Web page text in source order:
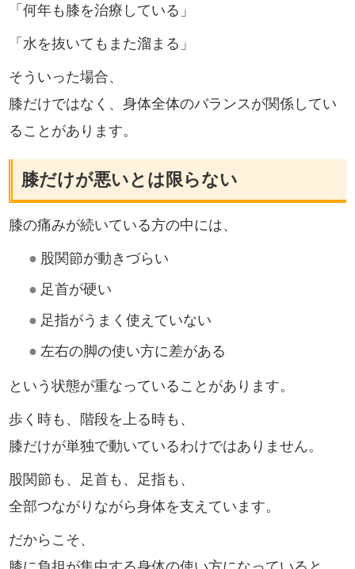
「何年も膝を治療している」
「水を抜いてもまた溜まる」
そういった場合、
膝だけではなく、身体全体のバランスが関係してい
ることがあります。
膝だけが悪いとは限らない
膝の痛みが続いている方の中には、
● 股関節が動きづらい
● 足首が硬い
● 足指がうまく使えていない
● 左右の脚の使い方に差がある
という状態が重なっていることがあります。
歩く時も、階段を上る時も、
膝だけが単独で動いているわけではありません。
股関節も、足首も、足指も、
全部つながりながら身体を支えています。
だからこそ、